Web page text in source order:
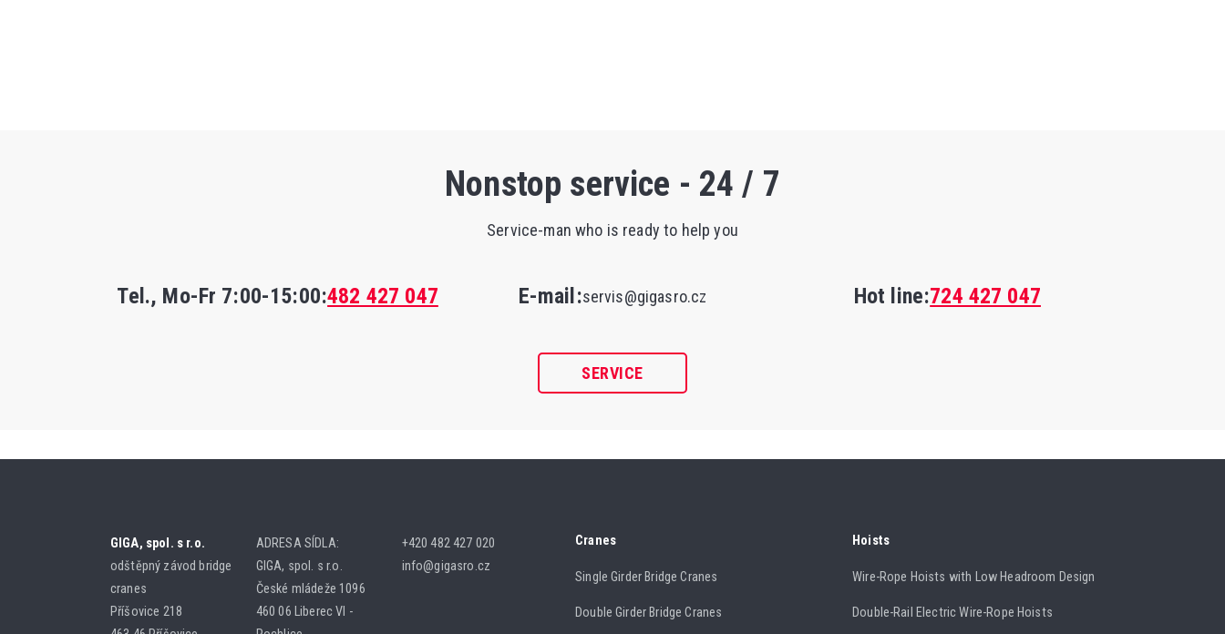
Nonstop service - 24 / 7
Service-man who is ready to help you
Tel., Mo-Fr 7:00-15:00:482 427 047 E-mail:servis@gigasro.cz Hot line:724 427 047
SERVICE
GIGA, spol. s r.o.
odštěpný závod bridge
cranes
Příšovice 218
ADRESA SÍDLA:
GIGA, spol. s r.o.
České mládeže 1096
460 06 Liberec VI -
+420 482 427 020
info@gigasro.cz
Cranes
Single Girder Bridge Cranes
Double Girder Bridge Cranes
Hoists
Wire-Rope Hoists with Low Headroom Design
Double-Rail Electric Wire-Rope Hoists